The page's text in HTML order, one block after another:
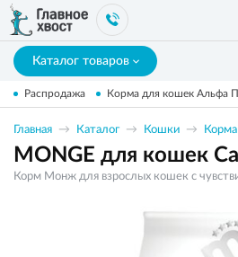
Каталог товаров
Распродажа Корма для кошек Альфа
Главная Каталог Кошки
MONGE для кошек
Корм Монж для взрослых кошек с